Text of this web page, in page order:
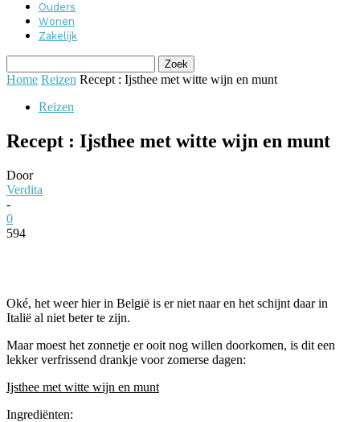
Ouders
Wonen
Zakelijk
Home Reizen Recept : Ijsthee met witte wijn en munt
Reizen
Recept : Ijsthee met witte wijn en munt
Door
Verdita
-
0
594
Oké, het weer hier in België is er niet naar en het schijnt daar in
Italië al niet beter te zijn.
Maar moest het zonnetje er ooit nog willen doorkomen, is dit een
lekker verfrissend drankje voor zomerse dagen:
Ijsthee met witte wijn en munt
Ingrediënten: